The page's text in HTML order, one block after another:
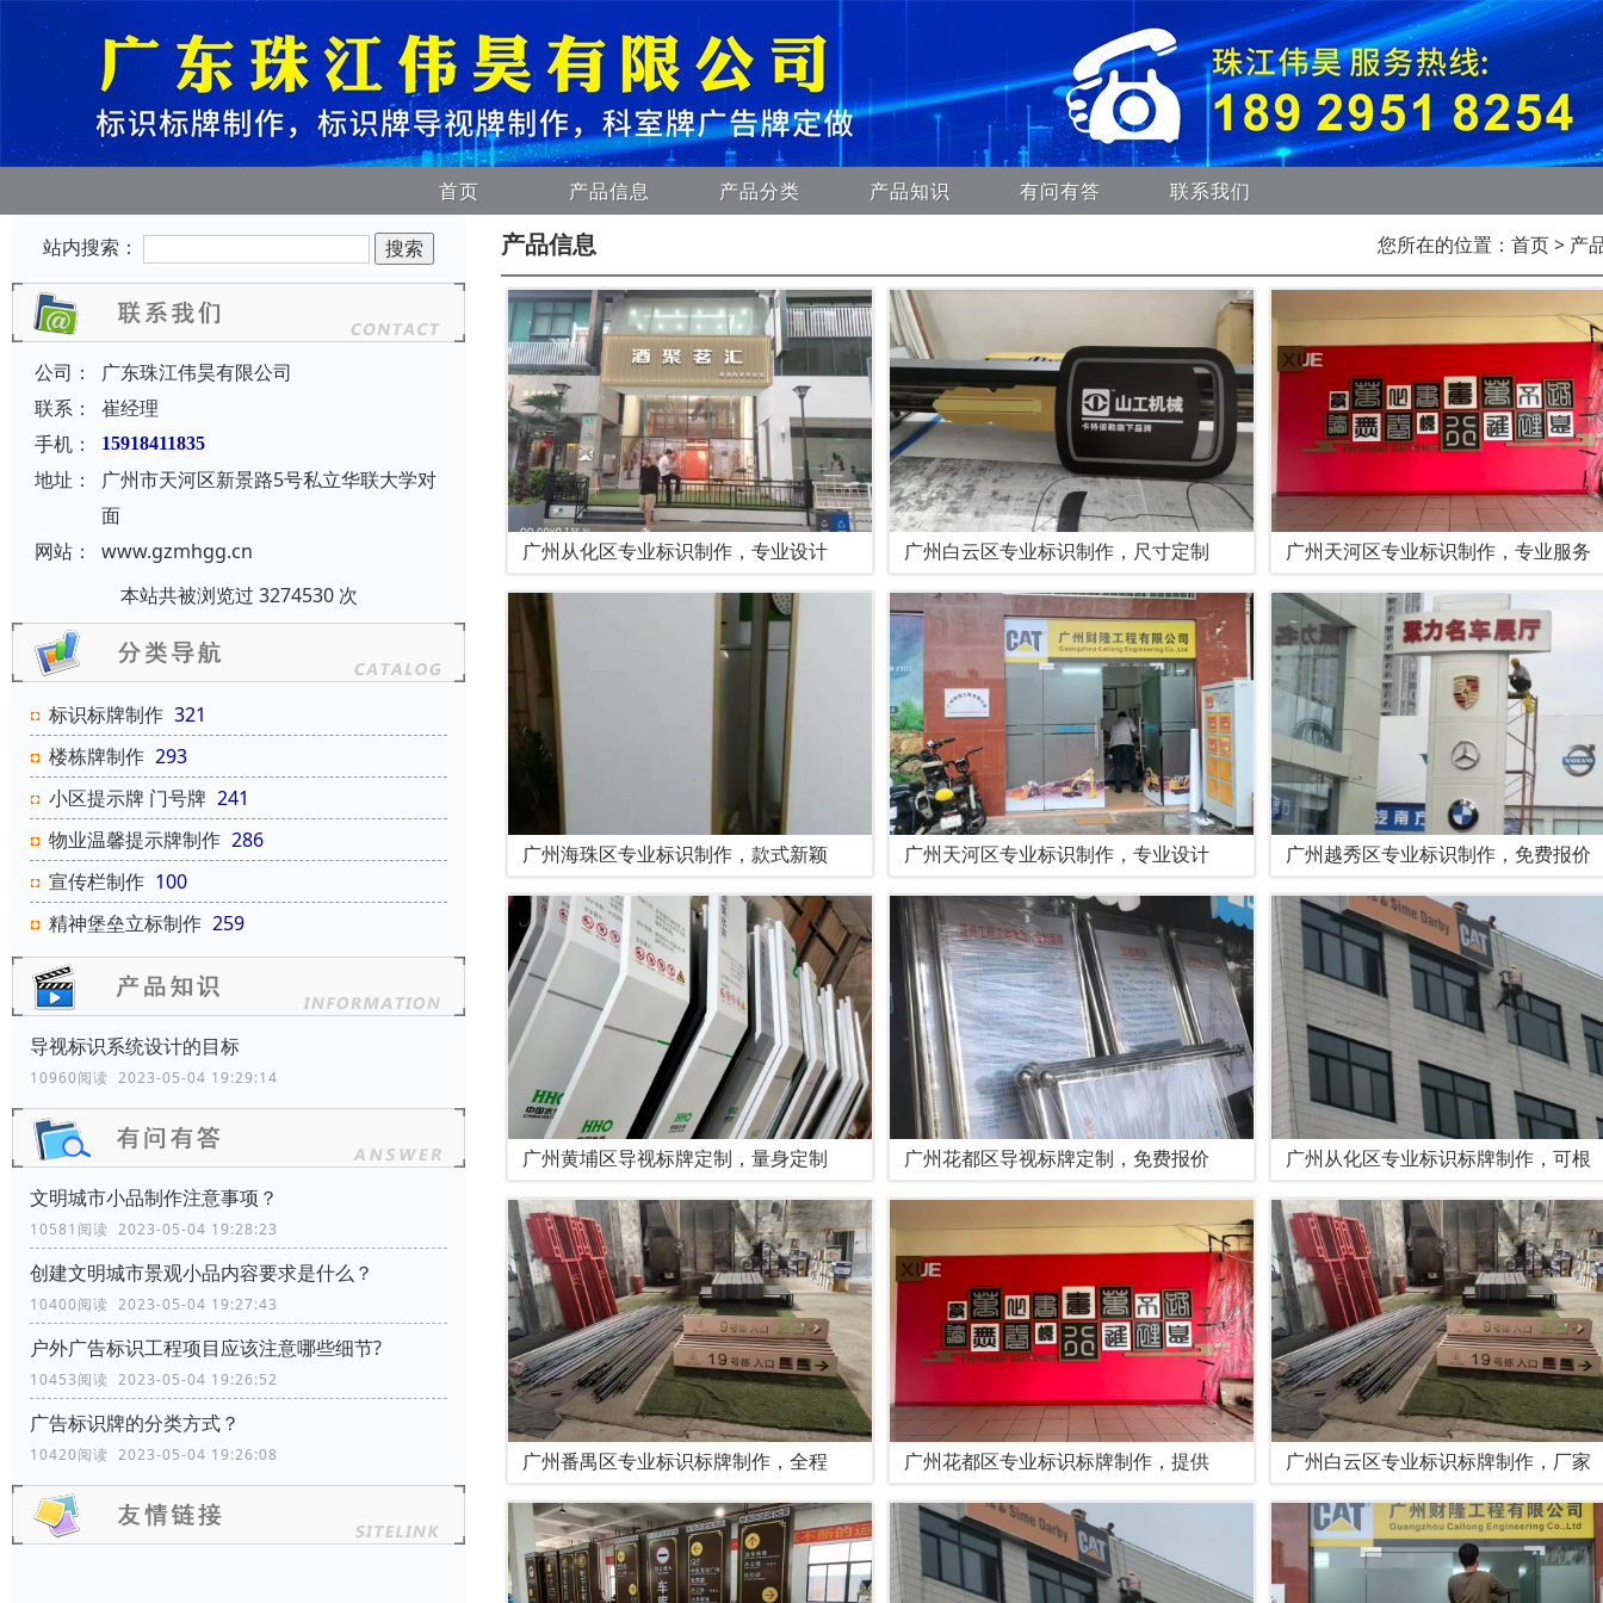
首页 产品信息 产品分类 产品知识 有问有答 联系我们
站内搜索：
公司：
广东珠江伟昊有限公司
联系：
崔经理
手机：
15918411835
地址：
广州市天河区新景路5号私立华联大学对
面
网站：
www.gzmhgg.cn
本站共被浏览过 3274530 次
标识标牌制作 321
楼栋牌制作 293
小区提示牌 门号牌 241
物业温馨提示牌制作 286
宣传栏制作 100
精神堡垒立标制作 259
导视标识系统设计的目标
10960阅读 2023-05-04 19:29:14
文明城市小品制作注意事项？
10581阅读 2023-05-04 19:28:23
创建文明城市景观小品内容要求是什么？
10400阅读 2023-05-04 19:27:43
户外广告标识工程项目应该注意哪些细节?
10453阅读 2023-05-04 19:26:52
广告标识牌的分类方式？
10420阅读 2023-05-04 19:26:08
产品信息 您所在的位置： 首页> 产
广州从化区专业标识制作，专业设计 广州白云区专业标识制作，尺寸定制 广州天河区专业标识制作，专业服务
广州海珠区专业标识制作，款式新颖 广州天河区专业标识制作，专业设计 广州越秀区专业标识制作，免费报价
广州黄埔区导视标牌定制，量身定制 广州花都区导视标牌定制，免费报价 广州从化区专业标识标牌制作，可根
广州番禺区专业标识标牌制作，全程 广州花都区专业标识标牌制作，提供 广州白云区专业标识标牌制作，厂家